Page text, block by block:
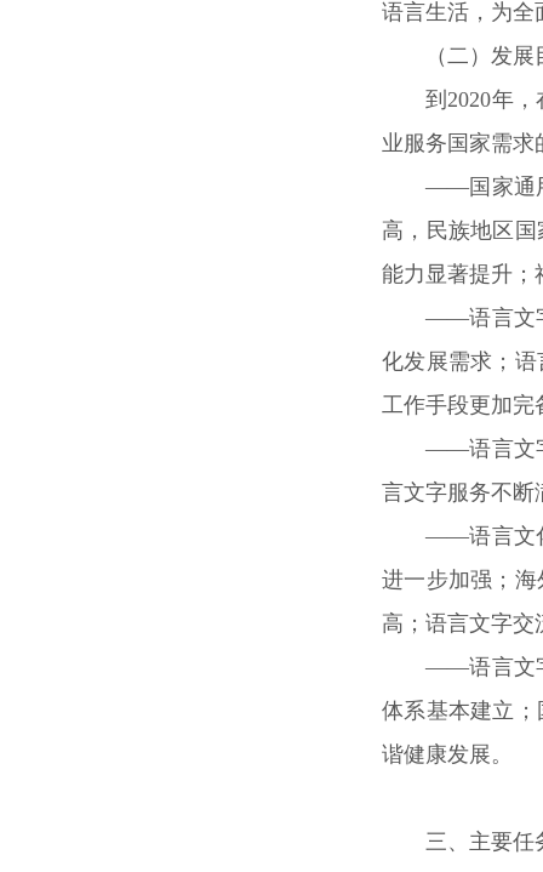
语言生活，为全
（二）发展
到2020年
业服务国家需求
——国家通
高，民族地区
能力显著提升；
——语言文
化发展需求；
工作手段更加完
——语言文
言文字服务不断
——语言文
进一步加强；
高；语言文字交
——语言文
体系基本建立
谐健康发展。
三、主要任